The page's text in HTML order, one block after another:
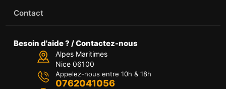
Contact
Besoin d'aide ? / Contactez-nous
Alpes Maritimes
Nice 06100
Appelez-nous entre 10h & 18h
0762041056